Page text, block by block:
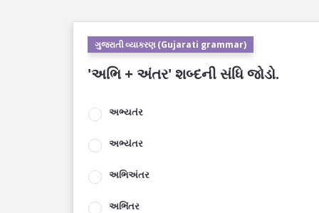
ગુજરાતી વ્યાકરણ (Gujarati grammar)
'અભિ + અંતર' શબ્દની સંધિ જોડો.
અભ્યતંર
અભ્યંતર
અભિઅંતર
અભિંતર